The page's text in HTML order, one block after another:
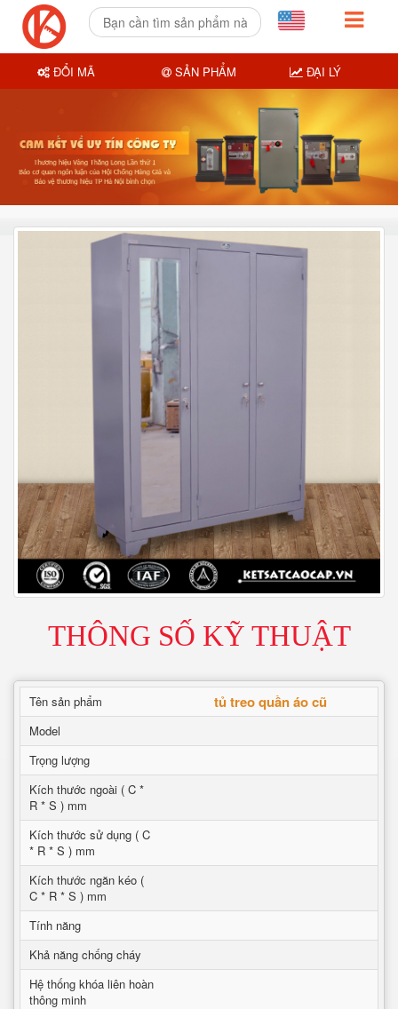
THÔNG SỐ KỸ THUẬT
Tên sản phẩm tủ treo quần áo cũ
Model
Trọng lượng
Kích thước ngoài ( C *
R * S ) mm
Kích thước sử dụng ( C
* R * S ) mm
Kích thước ngăn kéo (
C * R * S ) mm
Tính năng
Khả năng chống cháy
Hệ thống khóa liên hoàn
thông minh
ĐỔI MÃ SẢN PHẨM ĐẠI LÝ